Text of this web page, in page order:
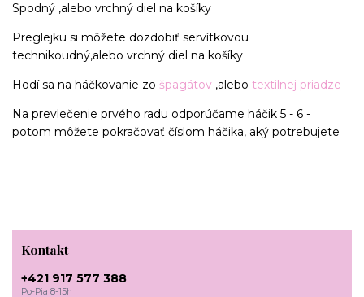
Spodný ,alebo vrchný diel na košíky
Preglejku si môžete dozdobiť servítkovou
technikoudný,alebo vrchný diel na košíky
Hodí sa na háčkovanie zo špagátov ,alebo textilnej priadze
Na prevlečenie prvého radu odporúčame háčik 5 - 6 -
potom môžete pokračovať číslom háčika, aký potrebujete
Kontakt
+421 917 577 388
Po-Pia 8-15h